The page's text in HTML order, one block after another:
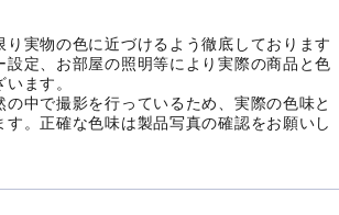
実物の色に近づけるよう徹底しております
設定、お部屋の照明等により実際の商品と色
ます。
中で撮影を行っているため、実際の色味と
す。正確な色味は製品写真の確認をお願いし